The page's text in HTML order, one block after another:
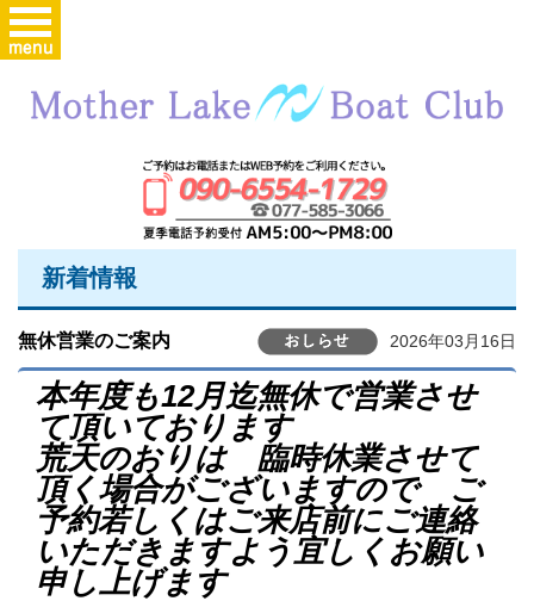
新着情報
無休営業のご案内 2026年03月16日
本年度も12月迄無休で営業させ
て頂いております
荒天のおりは 臨時休業させて
頂く場合がございますので ご
予約若しくはご来店前にご連絡
いただきますよう宜しくお願い
申し上げます